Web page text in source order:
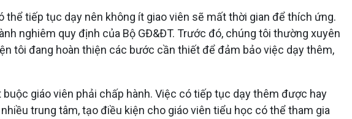
tiếp tục dạy nên không ít giao viên sẽ mất thời gian để thích ứng.
nghiêm quy định của Bộ GĐ&ĐT. Trước đó, chúng tôi thường xuyên
tôi đang hoàn thiện các bước cần thiết để đảm bảo việc dạy thêm,
giáo viên phải chấp hành. Việc có tiếp tục dạy thêm được hay
trung tâm, tạo điều kiện cho giáo viên tiểu học có thể tham gia